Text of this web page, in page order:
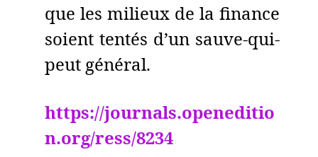
que les milieux de la finance
soient tentés d’un sauve-qui-
peut général.
https://journals.openeditio
n.org/ress/8234